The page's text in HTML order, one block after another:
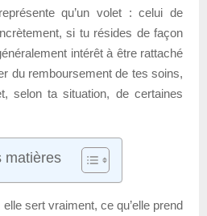
qu’un volet : celui de
si tu résides de façon
intérêt à être rattaché
du remboursement de tes soins,
selon ta situation, de certaines
matières
sert vraiment, ce qu’elle prend